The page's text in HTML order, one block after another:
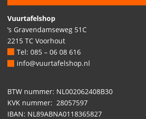
Vuurtafelshop
’s Gravendamseweg 51C
2215 TC Voorhout
Tel: 085 – 06 08 616
info@vuurtafelshop.nl
BTW nummer: NL002062408B30
KVK nummer: 28057597
IBAN: NL89ABNA0118365827